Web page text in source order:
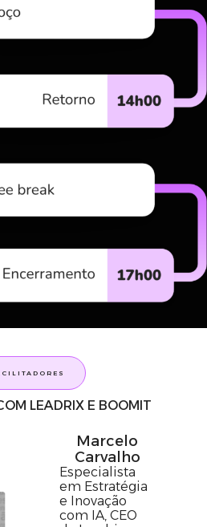
LEADRIX E BOOMIT
Marcelo
Carvalho
Especialista
em Estratégia
e Inovação
com IA, CEO